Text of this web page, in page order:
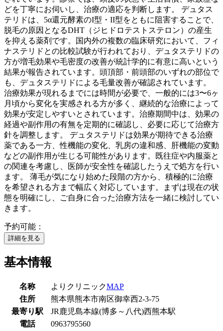
どを丁寧にお伺いし、治療の適応を判断します。 デュタス
テリドは、5α還元酵素のI型・II型をともに阻害することで、
脱毛の原因となるDHT（ジヒドロテストステロン）の産生
を抑える薬剤です。国内外の複数の臨床研究において、フィ
ナステリドとの比較試験が行われており、デュタステリドの
方が増毛効果や毛密度の改善が統計学的に有意に高いという
結果が報告されています。頭頂部・前頭部のいずれの部位で
も、デュタステリドによる毛量改善が確認されています。
治療効果が現れるまでには時間が必要で、一般的には3〜6ヶ
月頃から変化を実感される方が多く、継続的な治療によって
効果が安定しやすいとされています。治療期間中は、効果の
経過や副作用の有無を定期的に確認し、必要に応じて治療方
針を調整します。 デュタステリドは効果が期待できる治療
薬である一方、性機能の変化、乳房の違和感、肝機能の変動
などの副作用が生じる可能性があります。既往症や内服薬と
の関連を考慮し、医師が安全性を確認したうえで処方を行い
ます。 薄毛が気になり始めた段階の方から、積極的に治療
を希望される方まで幅広く対応しています。まずは現在の状
態を明確にし、ご自身に合った治療方法を一緒に検討してい
きます。
予約可能：
詳細を見る
基本情報
名称 よりクリニックMAP
住所
熊本県熊本市南区御幸西2-3-75
最寄り駅
JR鹿児島本線(博多～八代)西熊本駅
電話
0963795560